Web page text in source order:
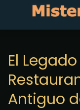
El
Antiguo